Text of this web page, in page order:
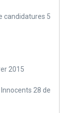
candidatures 5
2015
28 de